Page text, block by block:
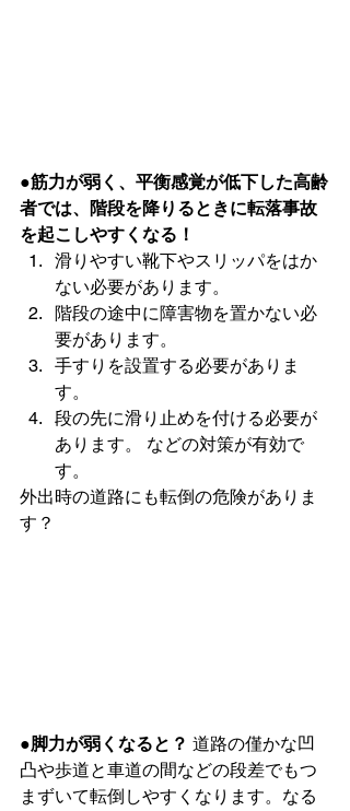
●筋力が弱く、平衡感覚が低下した高齢
者では、階段を降りるときに転落事故
を起こしやすくなる！
滑りやすい靴下やスリッパをはか
ない必要があります。
階段の途中に障害物を置かない必
要があります。
手すりを設置する必要がありま
す。
段の先に滑り止めを付ける必要が
あります。 などの対策が有効で
す。
外出時の道路にも転倒の危険がありま
す？
●脚力が弱くなると？ 道路の僅かな凹
凸や歩道と車道の間などの段差でもつ
まずいて転倒しやすくなります。なる